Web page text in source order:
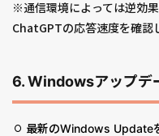
※通信環境によっては逆効
ChatGPTの応答速度を確認
6. Windowsアップデ
最新のWindows Update